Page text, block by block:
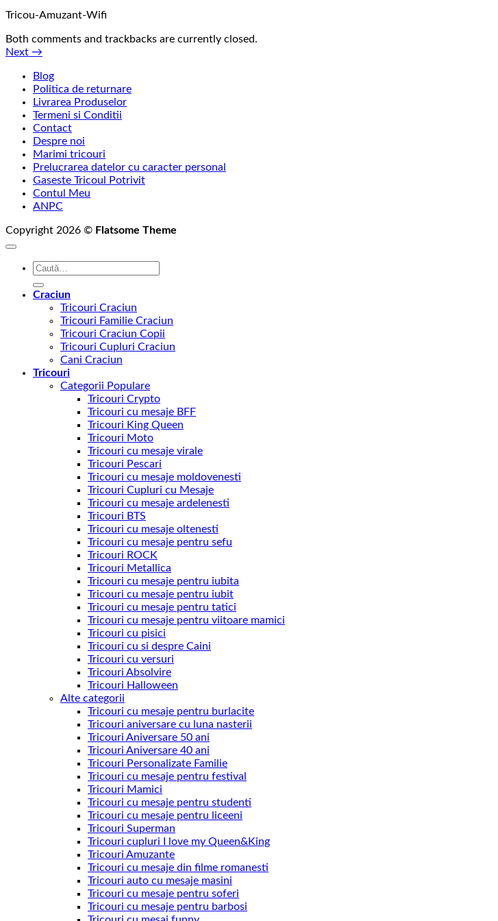
Tricou-Amuzant-Wifi
Both comments and trackbacks are currently closed.
Next →
Blog
Politica de returnare
Livrarea Produselor
Termeni si Conditii
Contact
Despre noi
Marimi tricouri
Prelucrarea datelor cu caracter personal
Gaseste Tricoul Potrivit
Contul Meu
ANPC
Copyright 2026 © Flatsome Theme
Caută
Craciun
Tricouri Craciun
Tricouri Familie Craciun
Tricouri Craciun Copii
Tricouri Cupluri Craciun
Cani Craciun
Tricouri
Categorii Populare
Tricouri Crypto
Tricouri cu mesaje BFF
Tricouri King Queen
Tricouri Moto
Tricouri cu mesaje virale
Tricouri Pescari
Tricouri cu mesaje moldovenesti
Tricouri Cupluri cu Mesaje
Tricouri cu mesaje ardelenesti
Tricouri BTS
Tricouri cu mesaje oltenesti
Tricouri cu mesaje pentru sefu
Tricouri ROCK
Tricouri Metallica
Tricouri cu mesaje pentru iubita
Tricouri cu mesaje pentru iubit
Tricouri cu mesaje pentru tatici
Tricouri cu mesaje pentru viitoare mamici
Tricouri cu pisici
Tricouri cu si despre Caini
Tricouri cu versuri
Tricouri Absolvire
Tricouri Halloween
Alte categorii
Tricouri cu mesaje pentru burlacite
Tricouri aniversare cu luna nasterii
Tricouri Aniversare 50 ani
Tricouri Aniversare 40 ani
Tricouri Personalizate Familie
Tricouri cu mesaje pentru festival
Tricouri Mamici
Tricouri cu mesaje pentru studenti
Tricouri cu mesaje pentru liceeni
Tricouri Superman
Tricouri cupluri I love my Queen&King
Tricouri Amuzante
Tricouri cu mesaje din filme romanesti
Tricouri auto cu mesaje masini
Tricouri cu mesaje pentru soferi
Tricouri cu mesaje pentru barbosi